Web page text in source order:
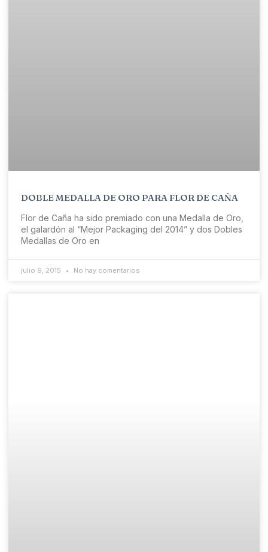
DOBLE MEDALLA DE ORO PARA FLOR DE CAÑA
Flor de Caña ha sido premiado con una Medalla de Oro,
el galardón al “Mejor Packaging del 2014” y dos Dobles
Medallas de Oro en
julio 9, 2015 No hay comentarios